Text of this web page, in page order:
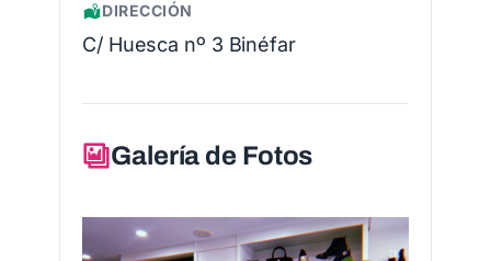
DIRECCIÓN
C/ Huesca nº 3 Binéfar
Galería de Fotos